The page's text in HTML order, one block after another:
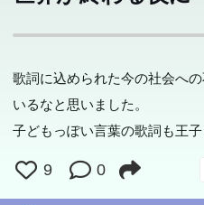
砂漠に飛行機で不時着した
は、小さな小さな自分の星
ぐってから七番目の星・地
歌詞に込められた今の社会へ
いるなと思いました。
子どもっぽい言葉の歌詞も王子
9 0
された姿で発見された姉は
界そのもの”だった。恋人の